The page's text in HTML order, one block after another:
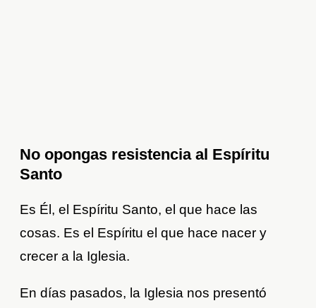
No opongas resistencia al Espíritu
Santo
Es Él, el Espíritu Santo, el que hace las
cosas. Es el Espíritu el que hace nacer y
crecer a la Iglesia.
En días pasados, la Iglesia nos presentó